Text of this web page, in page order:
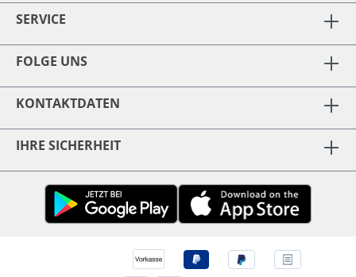
SERVICE
FOLGE UNS
KONTAKTDATEN
IHRE SICHERHEIT